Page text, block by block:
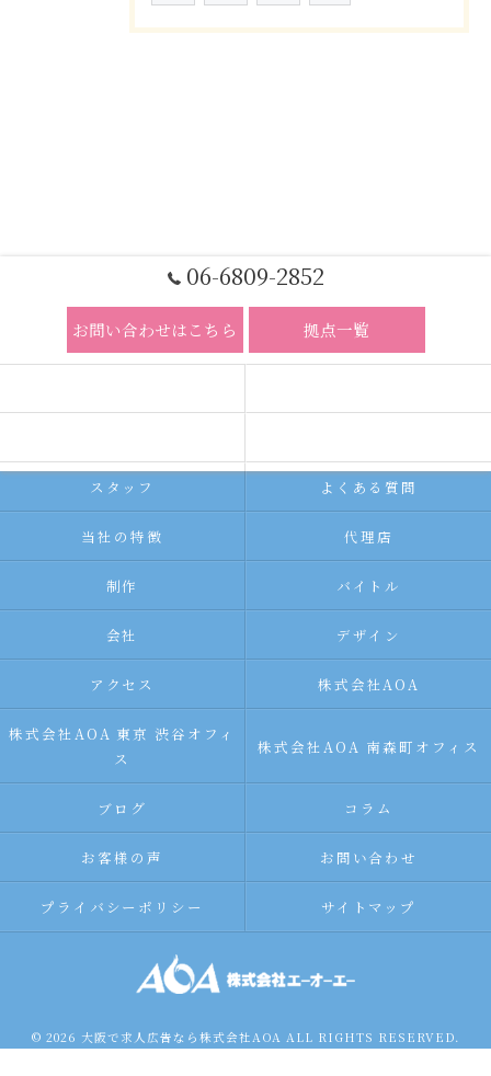
06-6809-2852
お問い合わせはこちら 拠点一覧
スタッフ よくある質問
当社の特徴 代理店
制作 バイトル
会社 デザイン
アクセス 株式会社AOA
株式会社AOA 東京 渋谷オフィ
ス
株式会社AOA 南森町オフィス
ブログ コラム
お客様の声 お問い合わせ
プライバシーポリシー サイトマップ
© 2026 大阪で求人広告なら株式会社AOA ALL RIGHTS RESERVED.